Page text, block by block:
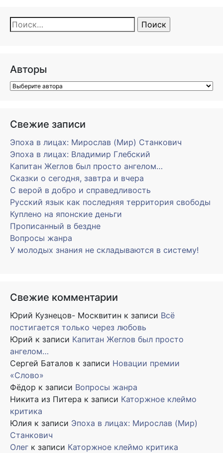
Найти:
Авторы
Свежие записи
Эпоха в лицах: Мирослав (Мир) Станкович
Эпоха в лицах: Владимир Глебский
Капитан Жеглов был просто ангелом…
Сказки о сегодня, завтра и вчера
С верой в добро и справедливость
Русский язык как последняя территория свободы
Куплено на японские деньги
Прописанный в бездне
Вопросы жанра
У молодых знания не складываются в систему!
Свежие комментарии
Юрий Кузнецов- Москвитин к записи Всё
постигается только через любовь
Юрий к записи Капитан Жеглов был просто
ангелом…
Сергей Баталов к записи Новации премии
«Слово»
Фёдор к записи Вопросы жанра
Никита из Питера к записи Каторжное клеймо
критика
Юлия к записи Эпоха в лицах: Мирослав (Мир)
Станкович
Олег к записи Каторжное клеймо критика